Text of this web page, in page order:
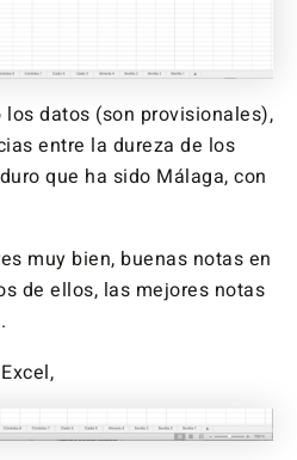
datos (son provisionales),
entre la dureza de los
que ha sido Málaga, con
muy bien, buenas notas en
de ellos, las mejores notas